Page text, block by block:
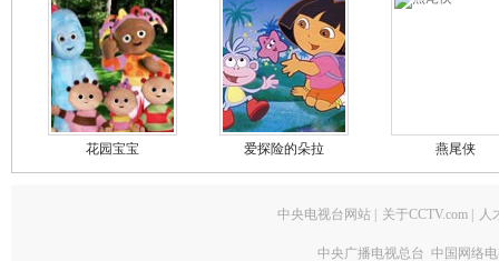
花园宝宝 爱探险的朵拉 燕尾侠
中央电视台网站 关于CCTV.com 人
中央广播电视总台 中国网络